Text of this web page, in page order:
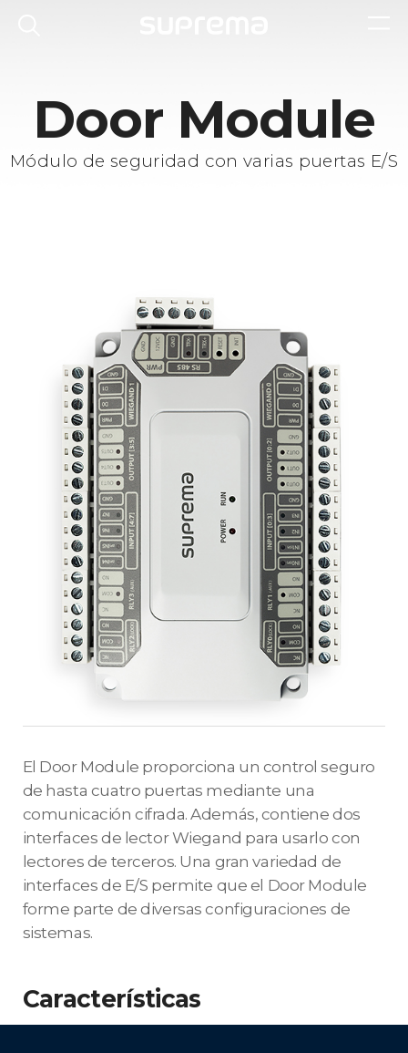
Door Module
Módulo de seguridad con varias puertas E/S
El Door Module proporciona un control seguro
de hasta cuatro puertas mediante una
comunicación cifrada. Además, contiene dos
interfaces de lector Wiegand para usarlo con
lectores de terceros. Una gran variedad de
interfaces de E/S permite que el Door Module
forme parte de diversas configuraciones de
sistemas.
Características